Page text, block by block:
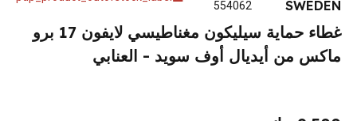
SWEDEN
554062
غطاء حماية سيليكون مغناطيسي لايفون 17 برو
ماكس من أيديال أوف سويد - العنابي